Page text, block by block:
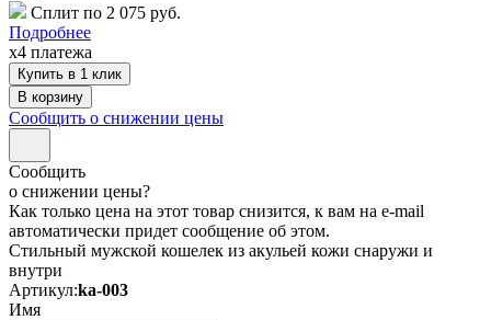
Сплит по 2 075 руб.
Подробнее
x4 платежа
Купить в 1 клик
Сообщить о снижении цены
Сообщить
о снижении цены?
Как только цена на этот товар снизится, к вам на e-mail
автоматически придет сообщение об этом.
Стильный мужской кошелек из акульей кожи снаружи и
внутри
Артикул:ka-003
Имя